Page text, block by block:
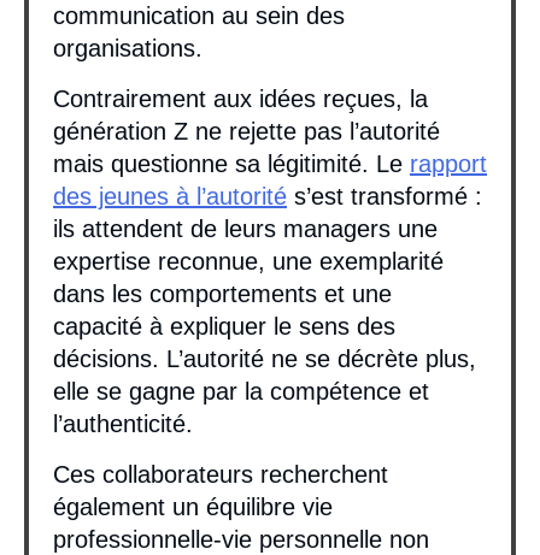
communication au sein des
organisations.
Contrairement aux idées reçues, la
génération Z ne rejette pas l’autorité
mais questionne sa légitimité. Le rapport
des jeunes à l’autorité s’est transformé :
ils attendent de leurs managers une
expertise reconnue, une exemplarité
dans les comportements et une
capacité à expliquer le sens des
décisions. L’autorité ne se décrète plus,
elle se gagne par la compétence et
l’authenticité.
Ces collaborateurs recherchent
également un équilibre vie
professionnelle-vie personnelle non